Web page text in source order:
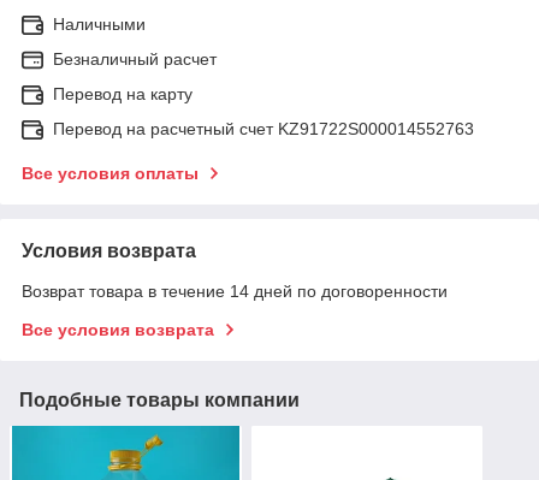
Наличными
Безналичный расчет
Перевод на карту
Перевод на расчетный счет KZ91722S000014552763
Все условия оплаты
Условия возврата
Возврат товара в течение 14 дней по договоренности
Все условия возврата
Подобные товары компании